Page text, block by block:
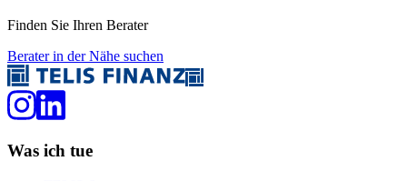
Finden Sie Ihren Berater
Berater in der Nähe suchen
Was ich tue